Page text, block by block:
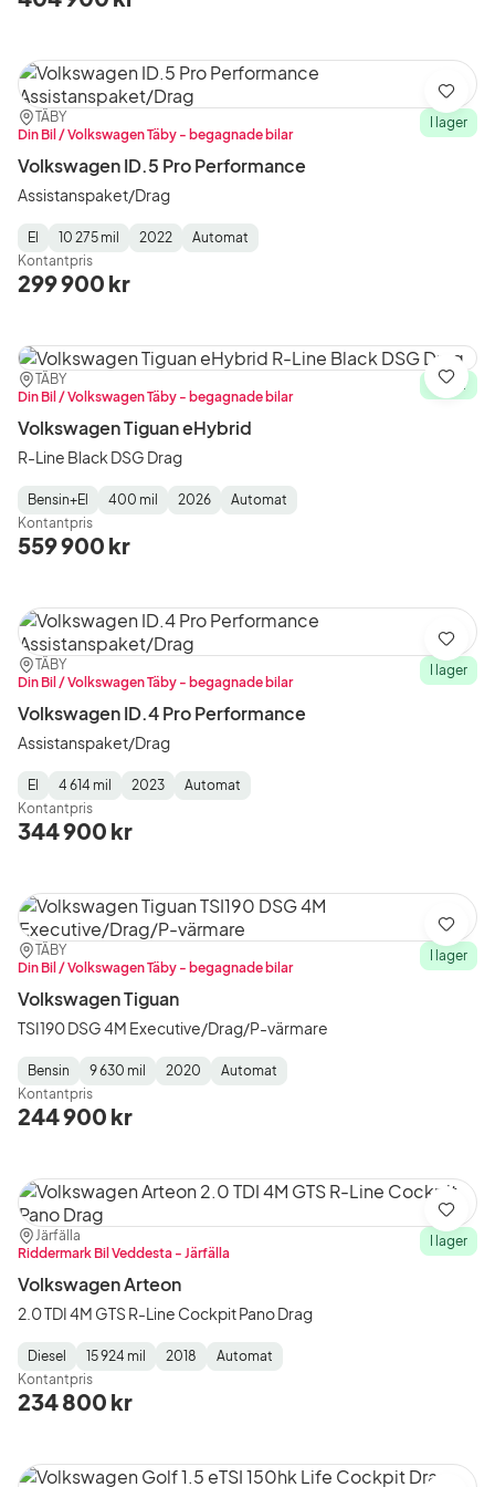
Plats:
TÄBY
Återförsäljare:
Din Bil / Volkswagen Täby - begagnade bilar
I lager
Volkswagen ID.5 Pro Performance
Assistanspaket/Drag
Fuel
Type:
El
Mätarställning
10 275 mil
Model
Year:
2022
Gearbox
Type:
Automat
Kontantpris
299 900 kr
Spara
Plats:
TÄBY
Återförsäljare:
Din Bil / Volkswagen Täby - begagnade bilar
I lager
Volkswagen Tiguan eHybrid
R-Line Black DSG Drag
Fuel
Type:
Bensin+El
Mätarställning:
400 mil
Model
Year:
2026
Gearbox
Type:
Automat
Kontantpris
559 900 kr
Spara
Plats:
TÄBY
Återförsäljare:
Din Bil / Volkswagen Täby - begagnade bilar
I lager
Volkswagen ID.4 Pro Performance
Assistanspaket/Drag
Fuel
Type:
El
Mätarställning:
4 614 mil
Model
Year:
2023
Gearbox
Type:
Automat
Kontantpris
344 900 kr
Spara
Plats:
TÄBY
Återförsäljare:
Din Bil / Volkswagen Täby - begagnade bilar
I lager
Volkswagen Tiguan
TSI190 DSG 4M Executive/Drag/P-värmare
Fuel
Type:
Bensin
Mätarställning:
9 630 mil
Model
Year:
2020
Gearbox
Type:
Automat
Kontantpris
244 900 kr
Spara
Plats:
Järfälla
Återförsäljare:
Riddermark Bil Veddesta - Järfälla
I lager
Volkswagen Arteon
2.0 TDI 4M GTS R-Line Cockpit Pano Drag
Fuel
Type:
Diesel
Mätarställning:
15 924 mil
Model
Year:
2018
Gearbox
Type:
Automat
Kontantpris
234 800 kr
Spara